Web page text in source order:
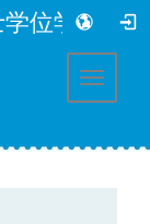
位学程
Toggle